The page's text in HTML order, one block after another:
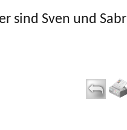
sind Sven und